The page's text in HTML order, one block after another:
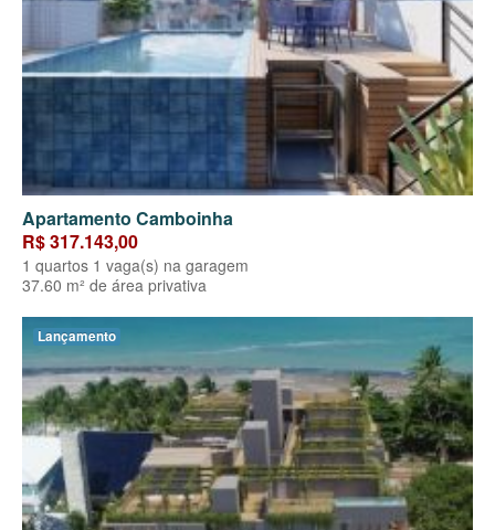
Apartamento Camboinha
R$ 317.143,00
1 quartos 1 vaga(s) na garagem
37.60 m² de área privativa
Lançamento